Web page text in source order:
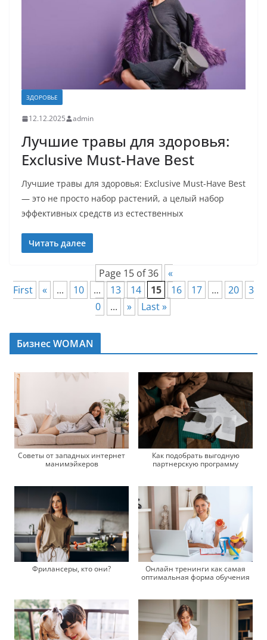
ЗДОРОВЬЕ
12.12.2025 admin
Лучшие травы для здоровья:
Exclusive Must-Have Best
Лучшие травы для здоровья: Exclusive Must-Have Best
— это не просто набор растений, а целый набор
эффективных средств из естественных
Читать далее
Page 15 of 36
«
First
« ... 10 ... 13 14 15 16 17 ... 20
3
0
... » Last »
Бизнес WOMAN
Советы от западных интернет
манимэйкеров
Как подобрать выгодную
партнерскую программу
Фрилансеры, кто они?
Онлайн тренинги как самая
оптимальная форма обучения